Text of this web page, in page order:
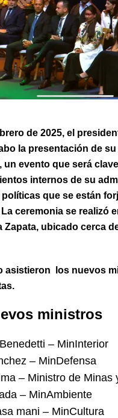
de 2025, el
la presentación de
un evento que será
internos de su
que se están
ceremonia se realizó
Zapata, ubicado cerca
asistieron los nuevos
ministros
– MinInterior
– MinDefensa
– Ministro de Minas
– MinAmbiente
mani – MinCultura